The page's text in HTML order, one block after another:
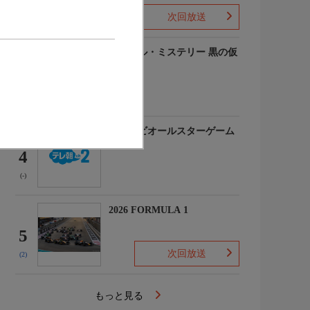
次回放送
ルーヴル・ミステリー 黒の仮
4
(-)
マイナビオールスターゲーム
2026
5
(2)
2026 FORMULA 1
次回放送
もっと見る